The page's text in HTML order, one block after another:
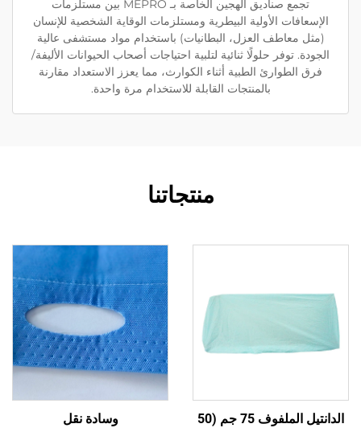
تجمع صناديق الهجين الخاصة بـ MEPRO بين مستلزمات
الإسعافات الأولية البيطرية ومستلزمات الوقاية الشخصية للإنسان
(مثل معاطف العزل، البطانيات) باستخدام مواد مستشفى عالية
الجودة. توفر حلولًا ثنائية لتلبية احتياجات أصحاب الحيوانات الأليفة/
فرق الطوارئ الطبية أثناء الكوارث، مما يعزز الاستعداد مقارنة
بالمنتجات القابلة للاستخدام مرة واحدة.
منتجاتنا
الدانتيل الملفوف 75 جم (50
وسادة نقل